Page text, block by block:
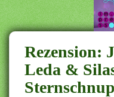
n
t
Rezension:
Leda &